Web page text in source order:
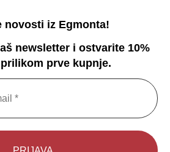
novosti iz Egmonta!
newsletter i ostvarite 10%
prve kupnje.